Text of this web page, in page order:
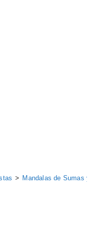
> Mandalas de Sumas y